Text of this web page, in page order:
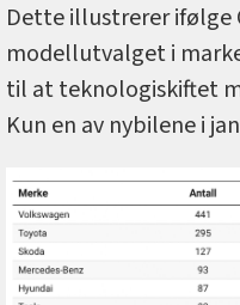
Dette illustrerer ifølge
modellutvalget i
til at teknologiskiftet
Kun en av nybilene i